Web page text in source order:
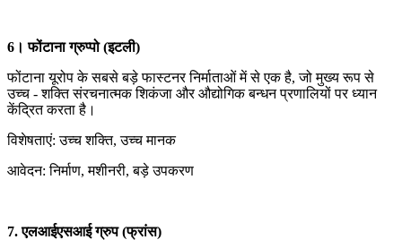
6। फोंटाना ग्रुप्पो (इटली)
फोंटाना यूरोप के सबसे बड़े फास्टनर निर्माताओं में से एक है, जो मुख्य रूप से
उच्च - शक्ति संरचनात्मक शिकंजा और औद्योगिक बन्धन प्रणालियों पर ध्यान
केंद्रित करता है।
विशेषताएं: उच्च शक्ति, उच्च मानक
आवेदन: निर्माण, मशीनरी, बड़े उपकरण
7. एलआईएसआई ग्रुप (फ्रांस)